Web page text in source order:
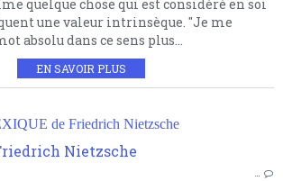
quelque chose qui est considéré en soi
une valeur intrinsèque. "Je me
absolu dans ce sens plus...
EN SAVOIR PLUS
de Friedrich Nietzsche
…